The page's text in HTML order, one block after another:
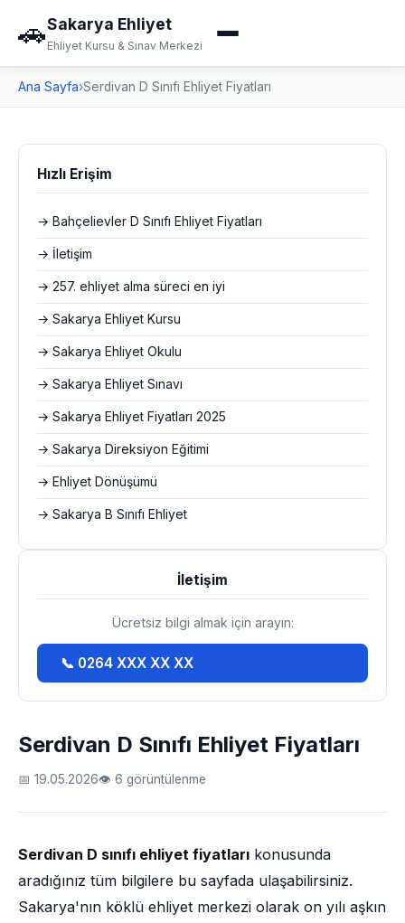
🚗Sakarya Ehliyet
Ehliyet Kursu & Sınav Merkezi
Ana Sayfa›Serdivan D Sınıfı Ehliyet Fiyatları
Serdivan D Sınıfı Ehliyet Fiyatları
📅 19.05.2026👁 6 görüntülenme
Serdivan D sınıfı ehliyet fiyatları konusunda
aradığınız tüm bilgilere bu sayfada ulaşabilirsiniz.
Sakarya'nın köklü ehliyet merkezi olarak on yılı aşkın
Hızlı Erişim
→ Bahçelievler D Sınıfı Ehliyet Fiyatları
→ İletişim
→ 257. ehliyet alma süreci en iyi
→ Sakarya Ehliyet Kursu
→ Sakarya Ehliyet Okulu
→ Sakarya Ehliyet Sınavı
→ Sakarya Ehliyet Fiyatları 2025
→ Sakarya Direksiyon Eğitimi
→ Ehliyet Dönüşümü
→ Sakarya B Sınıfı Ehliyet
İletişim
Ücretsiz bilgi almak için arayın:
📞 0264 XXX XX XX